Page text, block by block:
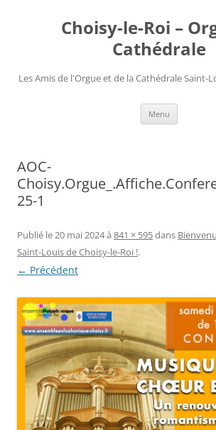
Choisy-le-Roi –
Cathédrale
Les Amis de l'Orgue et de la Cathédrale Saint-
Menu
AOC-
25-1
Publié le20 mai 2024à 841 × 595dans
Saint-Louis de Choisy-le-Roi !.
← Précédent